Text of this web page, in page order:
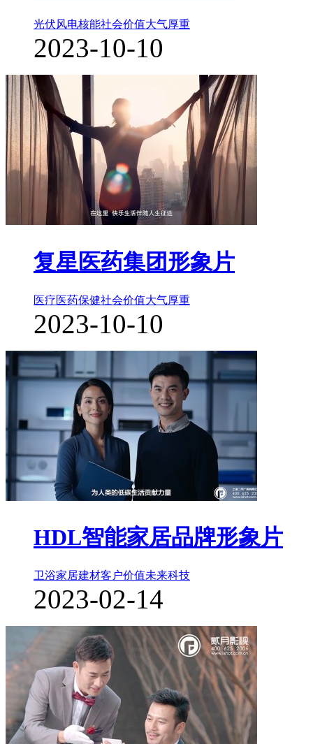
光伏风电核能社会价值大气厚重
2023-10-10
复星医药集团形象片
医疗医药保健社会价值大气厚重
2023-10-10
HDL智能家居品牌形象片
卫浴家居建材客户价值未来科技
2023-02-14